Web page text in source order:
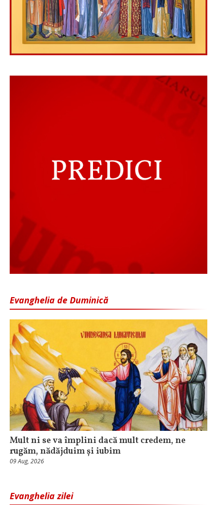
Evanghelia de Duminică
Mult ni se va împlini dacă mult credem, ne
rugăm, nădăjduim și iubim
09 Aug, 2026
Evanghelia zilei